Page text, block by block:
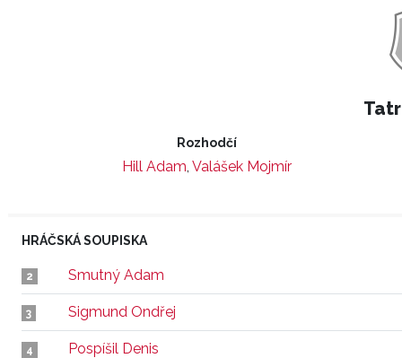
Rozhodčí
Hill Adam, Valášek Mojmír
HRÁČSKÁ SOUPISKA
2 Smutný Adam
3 Sigmund Ondřej
4 Pospíšil Denis